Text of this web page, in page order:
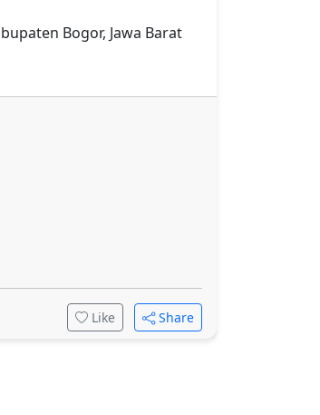
Bogor, Jawa Barat
Like Share